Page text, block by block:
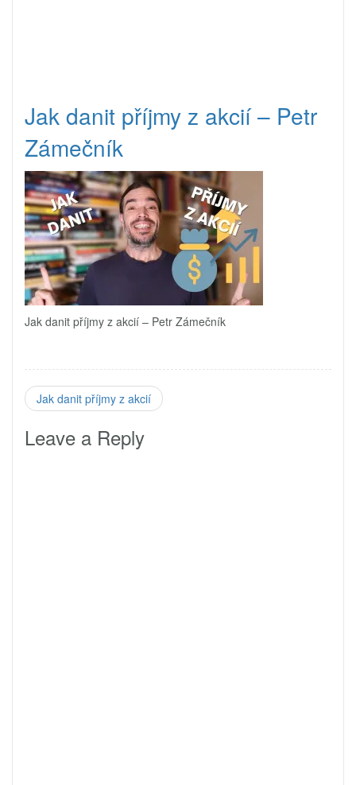
Jak danit příjmy z akcií – Petr
Zámečník
Jak danit příjmy z akcií – Petr Zámečník
Jak danit příjmy z akcií
Leave a Reply